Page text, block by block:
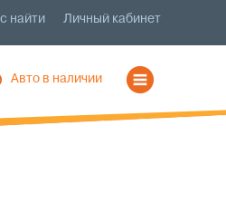
Личный кабинет
найти
Авто в наличии